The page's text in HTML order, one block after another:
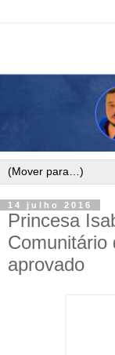
14 julho 2016
Princesa
Comunitário
aprovado